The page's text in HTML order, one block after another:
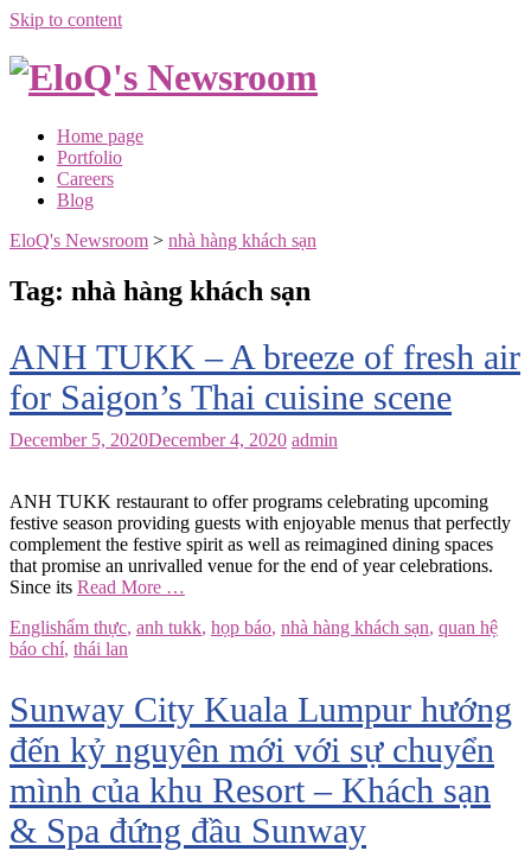
Skip to content
Home page
Portfolio
Careers
Blog
EloQ's Newsroom > nhà hàng khách sạn
Tag: nhà hàng khách sạn
ANH TUKK – A breeze of fresh air
for Saigon’s Thai cuisine scene
December 5, 2020December 4, 2020 admin
ANH TUKK restaurant to offer programs celebrating upcoming
festive season providing guests with enjoyable menus that perfectly
complement the festive spirit as well as reimagined dining spaces
that promise an unrivalled venue for the end of year celebrations.
Since its Read More …
Englishẩm thực, anh tukk, họp báo, nhà hàng khách sạn, quan hệ
báo chí, thái lan
Sunway City Kuala Lumpur hướng
đến kỷ nguyên mới với sự chuyển
mình của khu Resort – Khách sạn
& Spa đứng đầu Sunway